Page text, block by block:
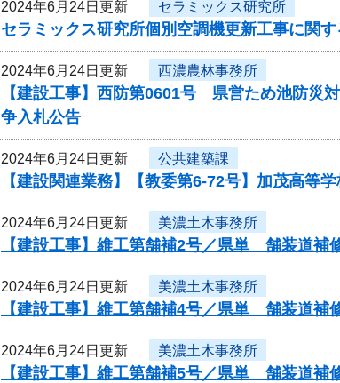
2024年6月24日更新 セラミックス研究所
セラミックス研究所個別空調機更新工事に関
2024年6月24日更新 西濃農林事務所
【建設工事】西防第0601号 県営ため池防
争入札公告
2024年6月24日更新 公共建築課
【建設関連業務】【教委第6-72号】加茂高等
2024年6月24日更新 美濃土木事務所
【建設工事】維工第舗補2号／県単 舗装道補
2024年6月24日更新 美濃土木事務所
【建設工事】維工第舗補4号／県単 舗装道補
2024年6月24日更新 美濃土木事務所
【建設工事】維工第舗補5号／県単 舗装道補